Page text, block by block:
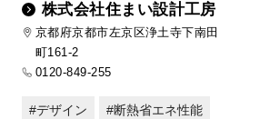
株式会社住まい設計工房
京都府京都市左京区浄土寺下南田
町161-2
0120-849-255
デザイン 断熱省エネ性能